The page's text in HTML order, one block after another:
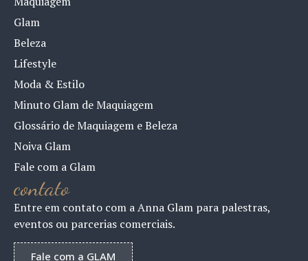
Glam
Beleza
Lifestyle
Moda & Estilo
Minuto Glam de Maquiagem
Glossário de Maquiagem e Beleza
Noiva Glam
Fale com a Glam
contato
Entre em contato com a Anna Glam para palestras,
eventos ou parcerias comerciais.
Fale com a GLAM